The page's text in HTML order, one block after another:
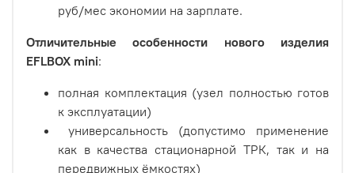
руб/мес экономии на зарплате.
Отличительные особенности нового изделия
EFLBOX mini:
полная комплектация (узел полностью готов
к эксплуатации)
универсальность (допустимо применение
как в качества стационарной ТРК, так и на
передвижных ёмкостях)